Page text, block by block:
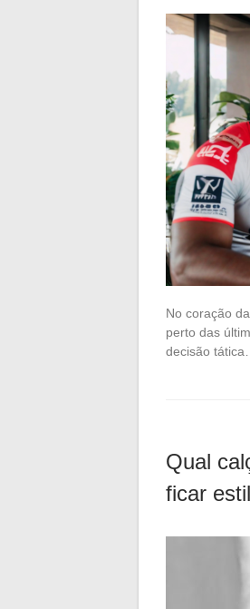
No coração
perto das
decisão tática…
Qual
ficar